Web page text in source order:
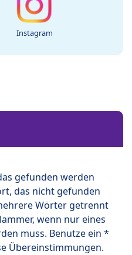
Instagram
gefunden werden
das nicht gefunden
Wörter getrennt
wenn nur eines
muss. Benutze ein *
Übereinstimmungen.